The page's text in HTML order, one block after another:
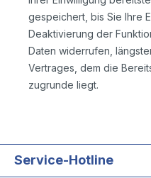
gespeichert, bis Sie Ihre
Deaktivierung der
Daten widerrufen,
Vertrages, dem die
zugrunde liegt.
Service-Hotline